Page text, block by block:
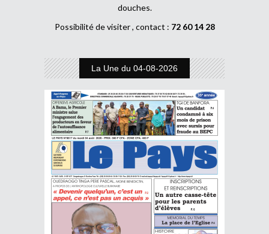
douches.
Possibilité de visiter , contact : 72 60 14 28
La Une du 04-08-2026